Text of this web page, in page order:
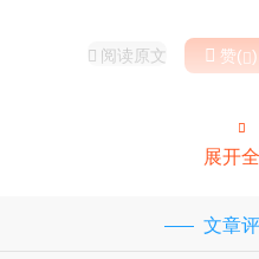
 阅读原文  赞()

展开
文章